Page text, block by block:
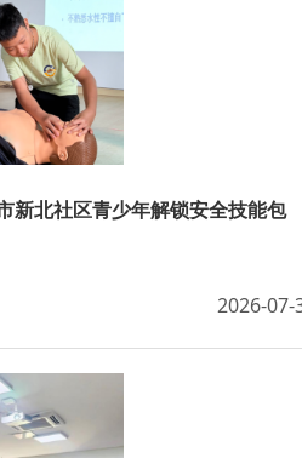
新北社区青少年解锁安全技能包
2026-07-